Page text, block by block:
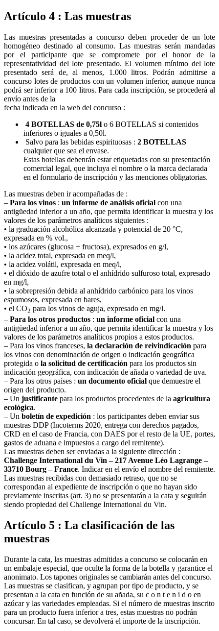
Artículo 4 : Las muestras
Las muestras presentadas a concurso deben proceder de un lote
homogéneo destinado al consumo. Las muestras serán mandadas
por el participante que se compromete por el honor de la
representatividad del lote presentado. El volumen mínimo del lote
presentado será de, al menos, 1.000 litros. Podrán admitirse a
concurso lotes de productos con un volumen inferior, aunque nunca
podrá ser inferior a 100 litros. Para cada inscripción, se procederá al
envío antes de la
fecha indicada en la web del concurso :
4 BOTELLAS de 0,75l o 6 BOTELLAS si contenidos
inferiores o iguales a 0,50l.
Salvo para las bebidas espirituosas : 2 BOTELLAS
cualquier que sea el envase.
Estas botellas debenrán estar etiquetadas con su presentación
comercial legal, que incluya el nombre o la marca declarada
en el formulario de inscripción y las menciones obligatorias.
Las muestras deben ir acompañadas de :
– Para los vinos : un informe de análisis oficial con una
antigüedad inferior a un año, que permita identificar la muestra y los
valores de los parámetros analíticos siguientes :
• la graduación alcohólica alcanzada y potencial de 20 °C,
expresada en % vol.,
• los azúcares (glucosa + fructosa), expresados en g/l,
• la acidez total, expresada en meq/l,
• la acidez volátil, expresada en meq/l,
• el dióxido de azufre total o el anhídrido sulfuroso total, expresado
en mg/l,
• la sobrepresión debida al anhídrido carbónico para los vinos
espumosos, expresada en bares,
• el CO2 para los vinos de aguja, expresado en mg/l.
– Para los otros productos : un informe oficial con una
antigüedad inferior a un año, que permita identificar la muestra y los
valores de los parámetros analíticos propios a estos productos.
– Para los vinos franceses, la declaración de reivindicación para
los vinos con denominación de origen o indicación geográfica
protegida o la solicitud de certificación para los productos sin
indicación geográfica, con indicación de añada o variedad de uva.
– Para los otros países : un documento oficial que demuestre el
origen del producto.
– Un justificante para los productos procedentes de la agricultura
ecológica.
– Un boletín de expedición : los participantes deben enviar sus
muestras DDP (Incoterms 2020, entrega con derechos pagados,
CRD en el caso de Francia, con DAES por el resto de la UE, portes,
gastos de aduana e impuestos a cargo del remitente).
Las muestras deben ser enviadas a la siguiente dirección :
Challenge International du Vin – 217 Avenue Léo Lagrange –
33710 Bourg – France. Indicar en el envío el nombre del remitente.
Las muestras recibidas con demasiado retraso, que no se
correspondan al expediente de inscripción o que no hayan sido
previamente inscritas (art. 3) no se presentarán a la cata y seguirán
siendo propiedad del Challenge International du Vin.
Artículo 5 : La clasificación de las
muestras
Durante la cata, las muestras admitidas a concurso se colocarán en
un embalaje especial, que oculte la forma de la botella y garantice el
anonimato. Los tapones originales se cambiarán antes del concurso.
Las muestras se clasifican, y agrupan por tipo de producto, y se
presentan a la cata en función de su añada, su c o n t e n i d o en
azúcar y las variedades empleadas. Si el número de muestras inscrito
para un producto fuera inferior a tres, estas muestras no podrán
concursar. En tal caso, se devolverá el importe de la inscripción.